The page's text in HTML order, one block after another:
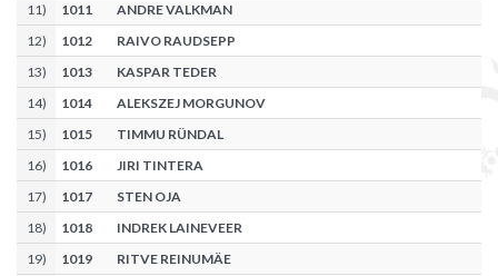
11) 1011
ANDRE VALKMAN
12) 1012
RAIVO RAUDSEPP
13) 1013
KASPAR TEDER
14) 1014
ALEKSZEJ MORGUNOV
15) 1015
TIMMU RÜNDAL
16) 1016
JIRI TINTERA
17) 1017
STEN OJA
18) 1018
INDREK LAINEVEER
19) 1019
RITVE REINUMÄE